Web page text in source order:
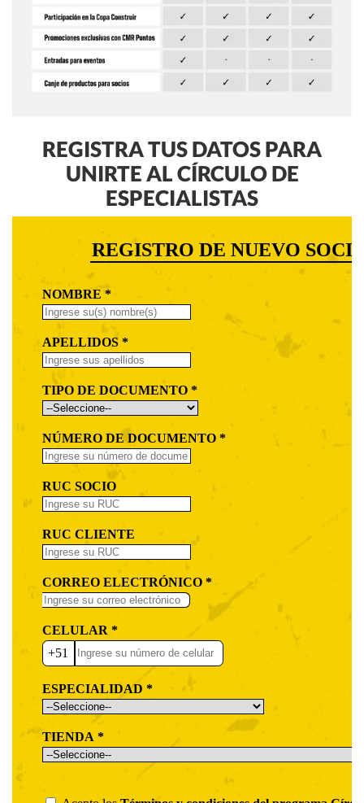
REGISTRA TUS DATOS PARA
UNIRTE AL CÍRCULO DE
ESPECIALISTAS